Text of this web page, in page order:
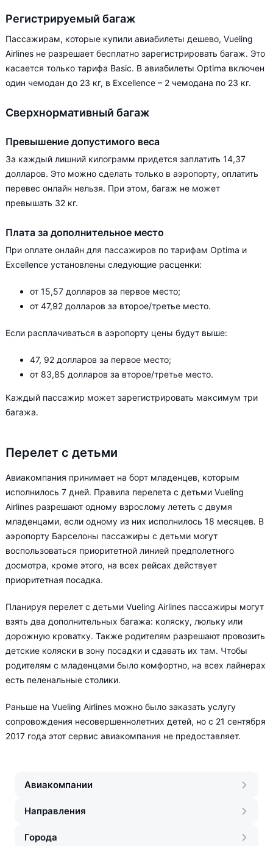
Регистрируемый багаж
Пассажирам, которые купили авиабилеты дешево, Vueling
Airlines не разрешает бесплатно зарегистрировать багаж. Это
касается только тарифа Basic. В авиабилеты Optima включен
один чемодан до 23 кг, в Excellence – 2 чемодана по 23 кг.
Сверхнормативный багаж
Превышение допустимого веса
За каждый лишний килограмм придется заплатить 14,37
долларов. Это можно сделать только в аэропорту, оплатить
перевес онлайн нельзя. При этом, багаж не может
превышать 32 кг.
Плата за дополнительное место
При оплате онлайн для пассажиров по тарифам Optima и
Excellence установлены следующие расценки:
от 15,57 долларов за первое место;
от 47,92 долларов за второе/третье место.
Если расплачиваться в аэропорту цены будут выше:
47, 92 долларов за первое место;
от 83,85 долларов за второе/третье место.
Каждый пассажир может зарегистрировать максимум три
багажа.
Перелет с детьми
Авиакомпания принимает на борт младенцев, которым
исполнилось 7 дней. Правила перелета с детьми Vueling
Airlines разрешают одному взрослому лететь с двумя
младенцами, если одному из них исполнилось 18 месяцев. В
аэропорту Барселоны пассажиры с детьми могут
воспользоваться приоритетной линией предполетного
досмотра, кроме этого, на всех рейсах действует
приоритетная посадка.
Планируя перелет с детьми Vueling Airlines пассажиры могут
взять два дополнительных багажа: коляску, люльку или
дорожную кроватку. Также родителям разрешают провозить
детские коляски в зону посадки и сдавать их там. Чтобы
родителям с младенцами было комфортно, на всех лайнерах
есть пеленальные столики.
Раньше на Vueling Airlines можно было заказать услугу
сопровождения несовершеннолетних детей, но с 21 сентября
2017 года этот сервис авиакомпания не предоставляет.
Авиакомпании
Направления
Города